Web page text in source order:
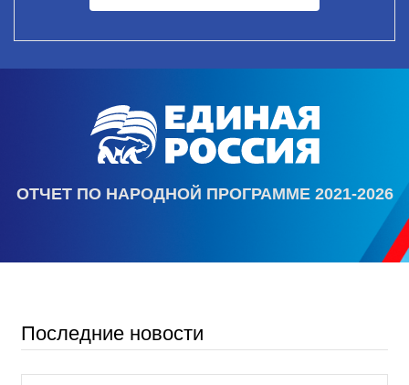
ОТЧЕТ ПО НАРОДНОЙ ПРОГРАММЕ 2021-2026
Последние новости